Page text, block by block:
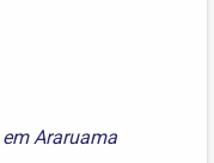
Araruama